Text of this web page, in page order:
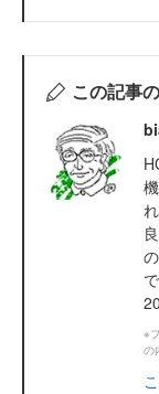
この記事
※
の